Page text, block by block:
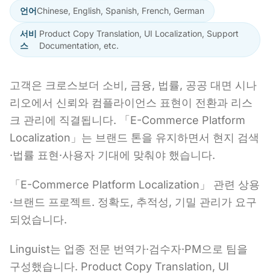
언어Chinese, English, Spanish, French, German
서비
스
Product Copy Translation, UI Localization, Support
Documentation, etc.
고객은 크로스보더 소비, 금융, 법률, 공공 대면 시나
리오에서 신뢰와 컴플라이언스 표현이 전환과 리스
크 관리에 직결됩니다. 「E-Commerce Platform
Localization」는 브랜드 톤을 유지하면서 현지 검색
·법률 표현·사용자 기대에 맞춰야 했습니다.
「E-Commerce Platform Localization」 관련 상용
·브랜드 프로젝트. 정확도, 추적성, 기밀 관리가 요구
되었습니다.
Linguist는 업종 전문 번역가·검수자·PM으로 팀을
구성했습니다. Product Copy Translation, UI